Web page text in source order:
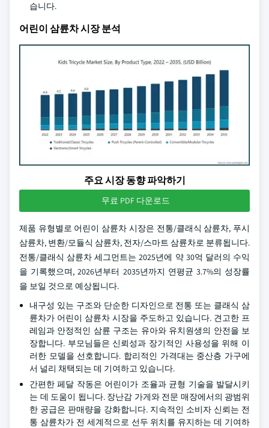
습니다.
어린이 삼륜차 시장 분석
주요 시장 동향 파악하기
무료 PDF 다운로드
제품 유형별로 어린이 삼륜차 시장은 전통/클래식 삼륜차, 푸시
삼륜차, 변환/모듈식 삼륜차, 전자/스마트 삼륜차로 분류됩니다.
전통/클래식 삼륜차 세그먼트는 2025년에 약 30억 달러의 수익
을 기록했으며, 2026년부터 2035년까지 연평균 3.7%의 성장률
을 보일 것으로 예상됩니다.
내구성 있는 구조와 단순한 디자인으로 전통 또는 클래식 삼
륜차가 어린이 삼륜차 시장을 주도하고 있습니다. 견고한 프
레임과 안정적인 삼륜 구조는 유아와 유치원생의 안전을 보
장합니다. 부모님들은 신뢰성과 장기적인 사용성을 위해 이
러한 모델을 선호합니다. 합리적인 가격대는 중산층 가구에
서 널리 채택되는 데 기여하고 있습니다.
간편한 페달 작동은 어린이가 조율과 균형 기술을 발달시키
는 데 도움이 됩니다. 장난감 가게와 전문 매장에서의 광범위
한 공급은 판매량을 강화합니다. 지속적인 소비자 신뢰는 전
통 삼륜차가 전 세계적으로 선두 위치를 유지하는 데 기여하